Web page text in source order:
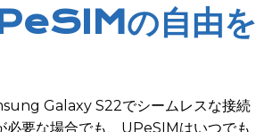
の自由を
Galaxy S22でシームレスな接続
必要な場合でも、UPeSIMはいつでも